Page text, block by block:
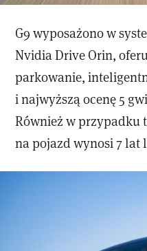
G9 wyposażono w
Nvidia Drive Orin,
parkowanie,
i najwyższą ocenę 5
Również w przypadku
na pojazd wynosi 7 lat